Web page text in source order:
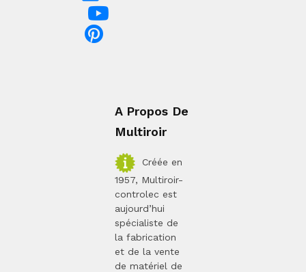
A Propos De
Multiroir
Créée en
1957, Multiroir-
controlec est
aujourd’hui
spécialiste de
la fabrication
et de la vente
de matériel de